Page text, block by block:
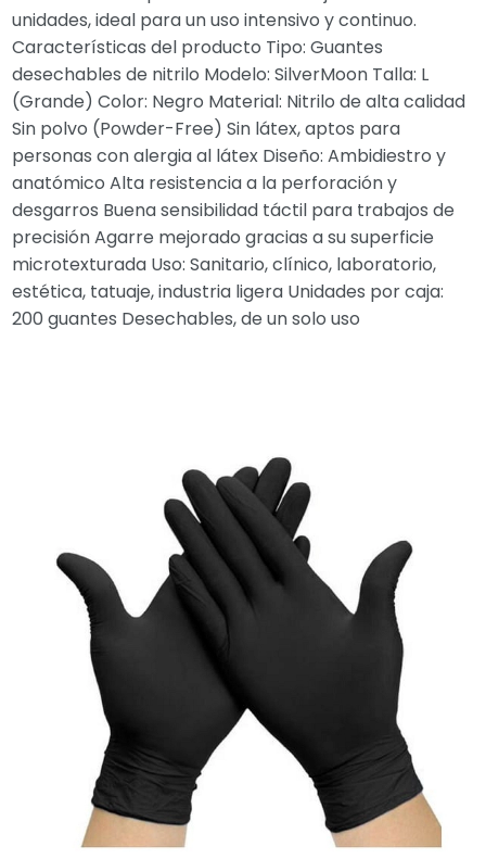
unidades, ideal para un uso intensivo y continuo.
Características del producto Tipo: Guantes
desechables de nitrilo Modelo: SilverMoon Talla: L
(Grande) Color: Negro Material: Nitrilo de alta calidad
Sin polvo (Powder-Free) Sin látex, aptos para
personas con alergia al látex Diseño: Ambidiestro y
anatómico Alta resistencia a la perforación y
desgarros Buena sensibilidad táctil para trabajos de
precisión Agarre mejorado gracias a su superficie
microtexturada Uso: Sanitario, clínico, laboratorio,
estética, tatuaje, industria ligera Unidades por caja:
200 guantes Desechables, de un solo uso